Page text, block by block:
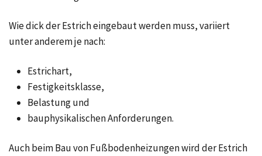
Wie dick der Estrich eingebaut werden muss, variiert
unter anderem je nach:
Estrichart,
Festigkeitsklasse,
Belastung und
bauphysikalischen Anforderungen.
Auch beim Bau von Fußbodenheizungen wird der Estrich